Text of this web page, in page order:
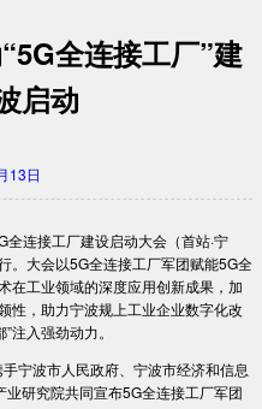
全连接工厂”建
启动
13日
全连接工厂建设启动大会（首站·宁
。大会以5G全连接工厂军团赋能5G全
在工业领域的深度应用创新成果，加
性，助力宁波规上工业企业数字化改
注入强劲动力。
宁波市人民政府、宁波市经济和信息
研究院共同宣布5G全连接工厂军团